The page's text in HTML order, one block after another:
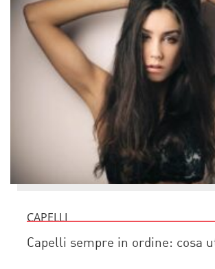
CAPELLI
Capelli sempre in ordine: cosa